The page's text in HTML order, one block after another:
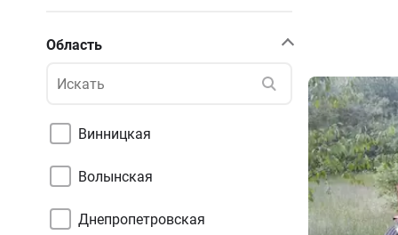
Область
Винницкая
Волынская
Днепропетровская